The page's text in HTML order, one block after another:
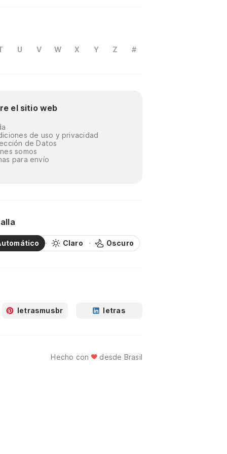
U V W X Y Z #
el sitio web
de uso y privacidad
de Datos
somos
para envío
Claro Oscuro
letrasmusbr letras
Hecho con desde Brasil